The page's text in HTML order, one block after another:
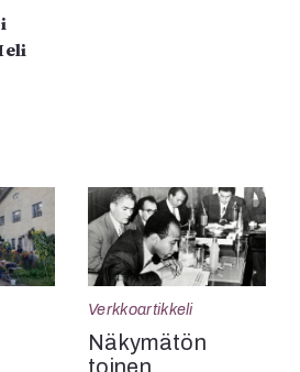
Verkkoartikkeli
Näkymätön
toinen